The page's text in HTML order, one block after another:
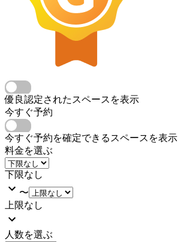
優良認定されたスペースを表示
今すぐ予約
今すぐ予約を確定できるスペースを表示
料金を選ぶ
下限なし
〜
上限なし
人数を選ぶ